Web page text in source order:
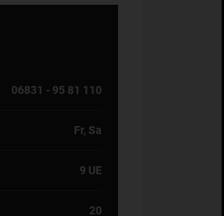
06831 - 95 81 110
Fr, Sa
9 UE
20